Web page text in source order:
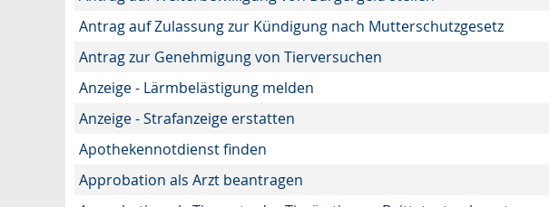
Antrag auf Zulassung zur Kündigung nach Mutterschutzgesetz
Antrag zur Genehmigung von Tierversuchen
Anzeige - Lärmbelästigung melden
Anzeige - Strafanzeige erstatten
Apothekennotdienst finden
Approbation als Arzt beantragen